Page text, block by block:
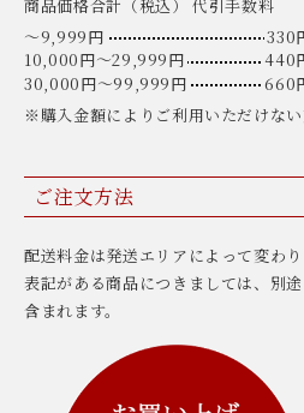
商品価格合計（税込） 代引手数料
〜9,999円
330
10,000円〜29,999円
440
30,000円〜99,999円
660
※購入金額によりご利用いただけない
ご注文方法
配送料金は発送エリアによって変わ
表記がある商品につきましては、別
含まれます。